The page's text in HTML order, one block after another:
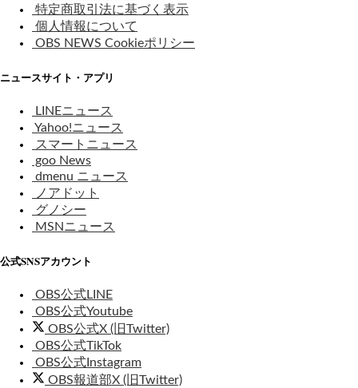
特定商取引法に基づく表示
個人情報について
OBS NEWS Cookieポリシー
ニュースサイト・アプリ
LINEニュース
Yahoo!ニュース
スマートニュース
goo News
dmenu ニュース
ノアドット
グノシー
MSNニュース
公式SNSアカウント
OBS公式LINE
OBS公式Youtube
OBS公式X (旧Twitter)
OBS公式TikTok
OBS公式Instagram
OBS報道部X (旧Twitter)